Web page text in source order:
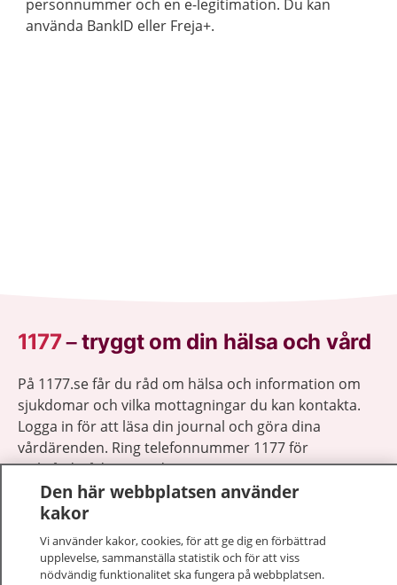
personnummer och en e-legitimation. Du kan
använda BankID eller Freja+.
1177–tryggt om din hälsa och vård
På 1177.se får du råd om hälsa och information om
sjukdomar och vilka mottagningar du kan kontakta.
Logga in för att läsa din journal och göra dina
vårdärenden. Ring telefonnummer 1177 för
sjukvårdsrådgivning dygnet runt.
1177 ger dig råd när du vill må bättre.
Den här webbplatsen använder
kakor
Vi använder kakor, cookies, för att ge dig en förbättrad
upplevelse, sammanställa statistik och för att viss
nödvändig funktionalitet ska fungera på webbplatsen.